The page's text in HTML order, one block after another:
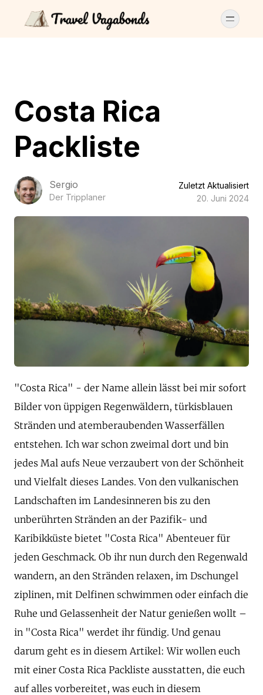
Costa Rica
Packliste
Sergio
Der Tripplaner
Zuletzt Aktualisiert
20. Juni 2024
"Costa Rica" - der Name allein lässt bei mir sofort
Bilder von üppigen Regenwäldern, türkisblauen
Stränden und atemberaubenden Wasserfällen
entstehen. Ich war schon zweimal dort und bin
jedes Mal aufs Neue verzaubert von der Schönheit
und Vielfalt dieses Landes. Von den vulkanischen
Landschaften im Landesinneren bis zu den
unberührten Stränden an der Pazifik- und
Karibikküste bietet "Costa Rica" Abenteuer für
jeden Geschmack. Ob ihr nun durch den Regenwald
wandern, an den Stränden relaxen, im Dschungel
ziplinen, mit Delfinen schwimmen oder einfach die
Ruhe und Gelassenheit der Natur genießen wollt –
in "Costa Rica" werdet ihr fündig. Und genau
darum geht es in diesem Artikel: Wir wollen euch
mit einer Costa Rica Packliste ausstatten, die euch
auf alles vorbereitet, was euch in diesem